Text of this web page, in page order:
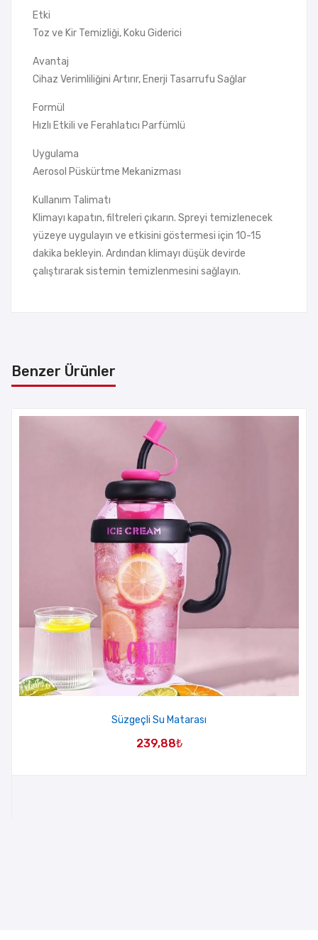
Etki
Toz ve Kir Temizliği, Koku Giderici
Avantaj
Cihaz Verimliliğini Artırır, Enerji Tasarrufu Sağlar
Formül
Hızlı Etkili ve Ferahlatıcı Parfümlü
Uygulama
Aerosol Püskürtme Mekanizması
Kullanım Talimatı
Klimayı kapatın, filtreleri çıkarın. Spreyi temizlenecek
yüzeye uygulayın ve etkisini göstermesi için 10-15
dakika bekleyin. Ardından klimayı düşük devirde
çalıştırarak sistemin temizlenmesini sağlayın.
Benzer Ürünler
Süzgeçli Su Matarası
239,88₺